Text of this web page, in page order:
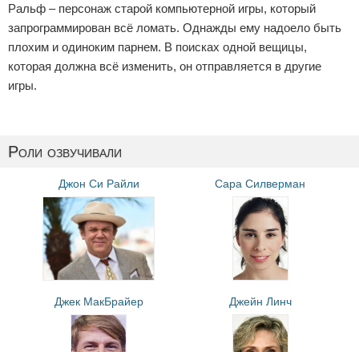
Ральф – персонаж старой компьютерной игры, который
запрограммирован всё ломать. Однажды ему надоело быть
плохим и одиноким парнем. В поисках одной вещицы,
которая должна всё изменить, он отправляется в другие
игры.
Роли озвучивали
Джон Си Райли Сара Силверман
Джек МакБрайер Джейн Линч